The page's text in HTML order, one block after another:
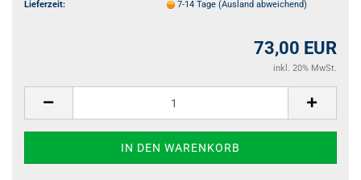
Lieferzeit:
7-14 Tage (Ausland abweichend)
73,00 EUR
inkl. 20% MwSt.